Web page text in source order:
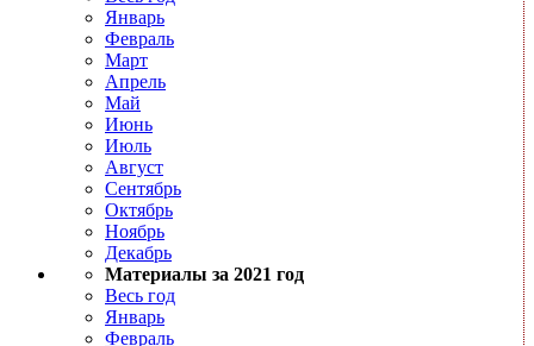
Январь
Февраль
Март
Апрель
Май
Июнь
Июль
Август
Сентябрь
Октябрь
Ноябрь
Декабрь
Материалы за 2021 год
Весь год
Январь
Февраль